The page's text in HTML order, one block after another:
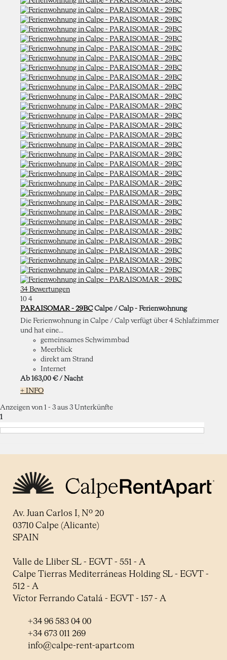
34 Bewertungen
10 4
PARAISOMAR - 29BC Calpe / Calp - Ferienwohnung
Die Ferienwohnung in Calpe / Calp verfügt über 4 Schlafzimmer
und hat eine...
gemeinsames Schwimmbad
Meerblick
direkt am Strand
Internet
Ab 163,00 € / Nacht
+ INFO
Anzeigen von 1 - 3 aus 3 Unterkünfte
1
Av. Juan Carlos I, Nº 20
03710 Calpe (Alicante)
SPAIN
Valle de Lliber SL - EGVT - 551 - A
Calpe Tierras Mediterráneas Holding SL - EGVT -
512 - A
Víctor Ferrando Catalá - EGVT - 157 - A
+34 96 583 04 00
+34 673 011 269
info@calpe-rent-apart.com